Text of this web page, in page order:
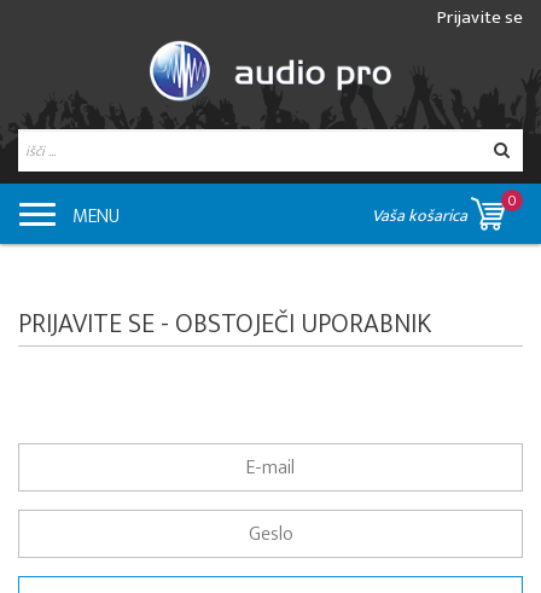
Prijavite se
MENU Vaša košarica
0
PRIJAVITE SE - OBSTOJEČI UPORABNIK